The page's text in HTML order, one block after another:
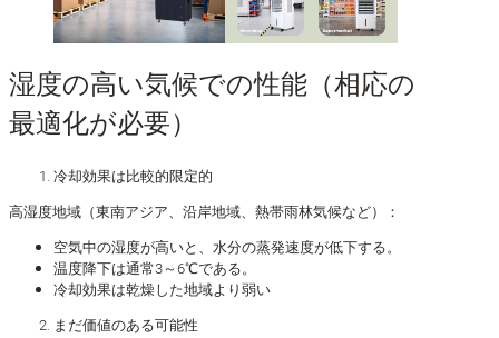
湿度の高い気候での性能（相応の
最適化が必要）
冷却効果は比較的限定的
高湿度地域（東南アジア、沿岸地域、熱帯雨林気候など）：
空気中の湿度が高いと、水分の蒸発速度が低下する。
温度降下は通常3～6℃である。
冷却効果は乾燥した地域より弱い
まだ価値のある可能性